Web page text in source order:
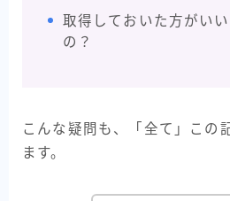
取得しておいた方がい
の？
こんな疑問も、「全て」この
ます。